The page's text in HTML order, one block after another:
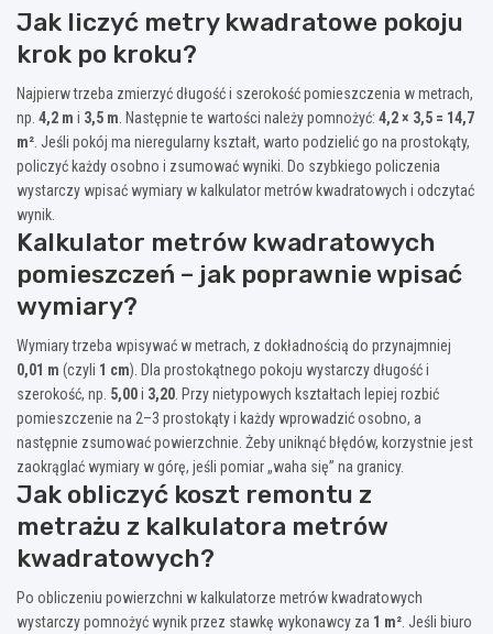
Jak liczyć metry kwadratowe pokoju
krok po kroku?
Najpierw trzeba zmierzyć długość i szerokość pomieszczenia w metrach,
np. 4,2 m i 3,5 m. Następnie te wartości należy pomnożyć: 4,2 × 3,5 = 14,7
m². Jeśli pokój ma nieregularny kształt, warto podzielić go na prostokąty,
policzyć każdy osobno i zsumować wyniki. Do szybkiego policzenia
wystarczy wpisać wymiary w kalkulator metrów kwadratowych i odczytać
wynik.
Kalkulator metrów kwadratowych
pomieszczeń – jak poprawnie wpisać
wymiary?
Wymiary trzeba wpisywać w metrach, z dokładnością do przynajmniej
0,01 m (czyli 1 cm). Dla prostokątnego pokoju wystarczy długość i
szerokość, np. 5,00i 3,20. Przy nietypowych kształtach lepiej rozbić
pomieszczenie na 2–3 prostokąty i każdy wprowadzić osobno, a
następnie zsumować powierzchnie. Żeby uniknąć błędów, korzystnie jest
zaokrąglać wymiary w górę, jeśli pomiar „waha się” na granicy.
Jak obliczyć koszt remontu z
metrażu z kalkulatora metrów
kwadratowych?
Po obliczeniu powierzchni w kalkulatorze metrów kwadratowych
wystarczy pomnożyć wynik przez stawkę wykonawcy za 1 m². Jeśli biuro